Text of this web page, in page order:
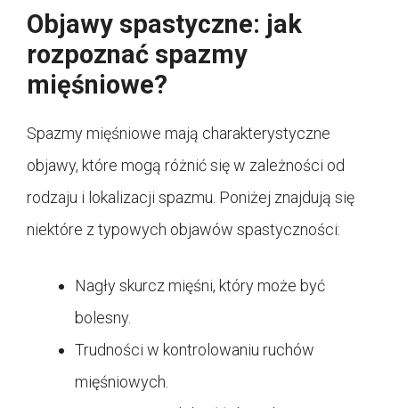
Objawy spastyczne: jak
rozpoznać spazmy
mięśniowe?
Spazmy mięśniowe mają charakterystyczne
objawy, które mogą różnić się w zależności od
rodzaju i lokalizacji spazmu. Poniżej znajdują się
niektóre z typowych objawów spastyczności:
Nagły skurcz mięśni, który może być
bolesny.
Trudności w kontrolowaniu ruchów
mięśniowych.